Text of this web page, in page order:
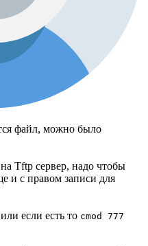
файл, можно было
Tftp сервер, надо чтобы
с правом записи для
если есть то cmod 777